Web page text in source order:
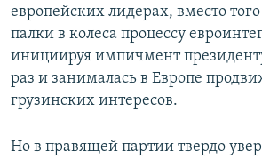
европейских лидерах, вместо
палки в колеса процессу
инициируя импичмент
раз и занималась в Европе
грузинских интересов.
Но в правящей партии твердо